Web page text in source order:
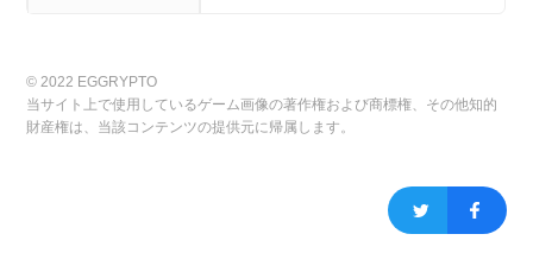
© 2022 EGGRYPTO
当サイト上で使用しているゲーム画像の著作権および商標権、その他知的
財産権は、当該コンテンツの提供元に帰属します。